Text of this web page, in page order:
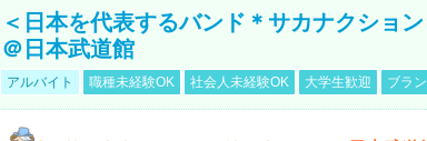
＜日本を代表するバンド＊サカナクショ
＠日本武道館
アルバイト 職種未経験OK 社会人未経験OK 大学生歓迎 ブラ